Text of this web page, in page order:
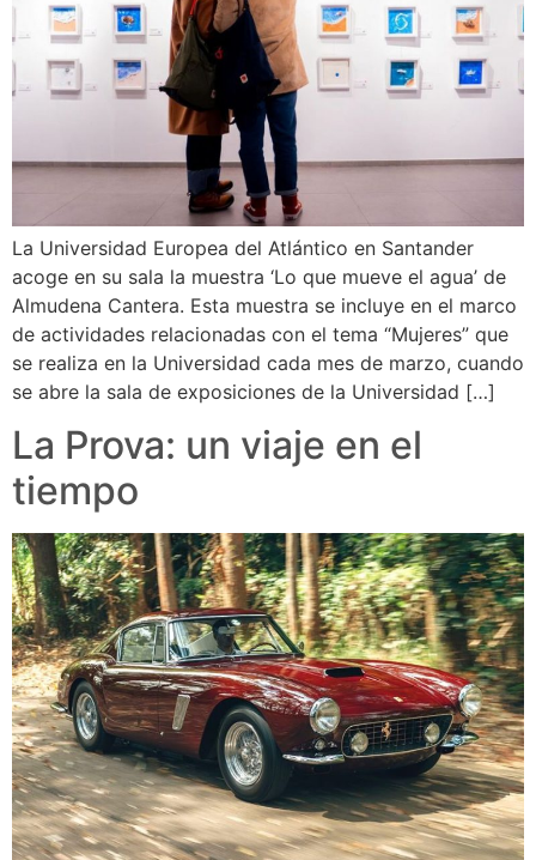
La Universidad Europea del Atlántico en Santander
acoge en su sala la muestra ‘Lo que mueve el agua’ de
Almudena Cantera. Esta muestra se incluye en el marco
de actividades relacionadas con el tema “Mujeres” que
se realiza en la Universidad cada mes de marzo, cuando
se abre la sala de exposiciones de la Universidad […]
La Prova: un viaje en el
tiempo